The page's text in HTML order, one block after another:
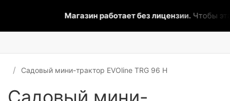
Магазин работает без лицензии.Чтобы эта
Садовый мини-трактор EVOline TRG 96 H